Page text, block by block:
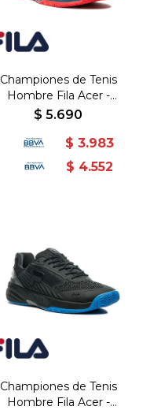
Championes de Tenis
Hombre Fila Acer -
Marino-Grafito
$ 5.690
$ 3.983
$ 4.552
Championes de Tenis
Hombre Fila Acer -